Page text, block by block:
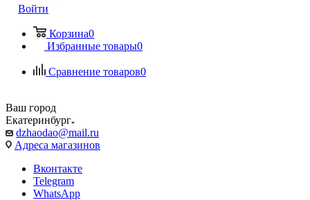
Войти
Корзина0
Избранные товары0
Сравнение товаров0
Ваш город
Екатеринбург
dzhaodao@mail.ru
Адреса магазинов
Вконтакте
Telegram
WhatsApp